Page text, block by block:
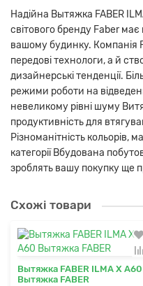
Надійна Вытяжка FABER
світового бренду Faber має
вашому будинку. Компанія
передові технологи, а й
дизайнерські тенденції.
режими роботи на
невеликому рівні шуму
продуктивність для
Різноманітність кольорів,
категорії Вбудована
зроблять вашу покупку ще
Схожі товари
Вытяжка FABER ILMA X A60
Вытяжка FABER